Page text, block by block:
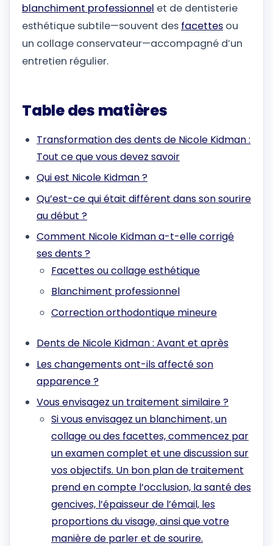
blanchiment professionnel et de dentisterie
esthétique subtile—souvent des facettes ou
un collage conservateur—accompagné d’un
entretien régulier.
Table des matières
Transformation des dents de Nicole Kidman :
Tout ce que vous devez savoir
Qui est Nicole Kidman ?
Qu’est-ce qui était différent dans son sourire
au début ?
Comment Nicole Kidman a-t-elle corrigé
ses dents ?
Facettes ou collage esthétique
Blanchiment professionnel
Correction orthodontique mineure
Dents de Nicole Kidman : Avant et après
Les changements ont-ils affecté son
apparence ?
Vous envisagez un traitement similaire ?
Si vous envisagez un blanchiment, un
collage ou des facettes, commencez par
un examen complet et une discussion sur
vos objectifs. Un bon plan de traitement
prend en compte l’occlusion, la santé des
gencives, l’épaisseur de l’émail, les
proportions du visage, ainsi que votre
manière de parler et de sourire.